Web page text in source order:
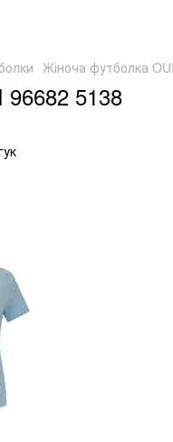
Жіноча футболка
5138